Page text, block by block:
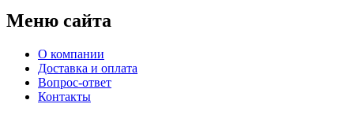
Меню сайта
О компании
Доставка и оплата
Вопрос-ответ
Контакты